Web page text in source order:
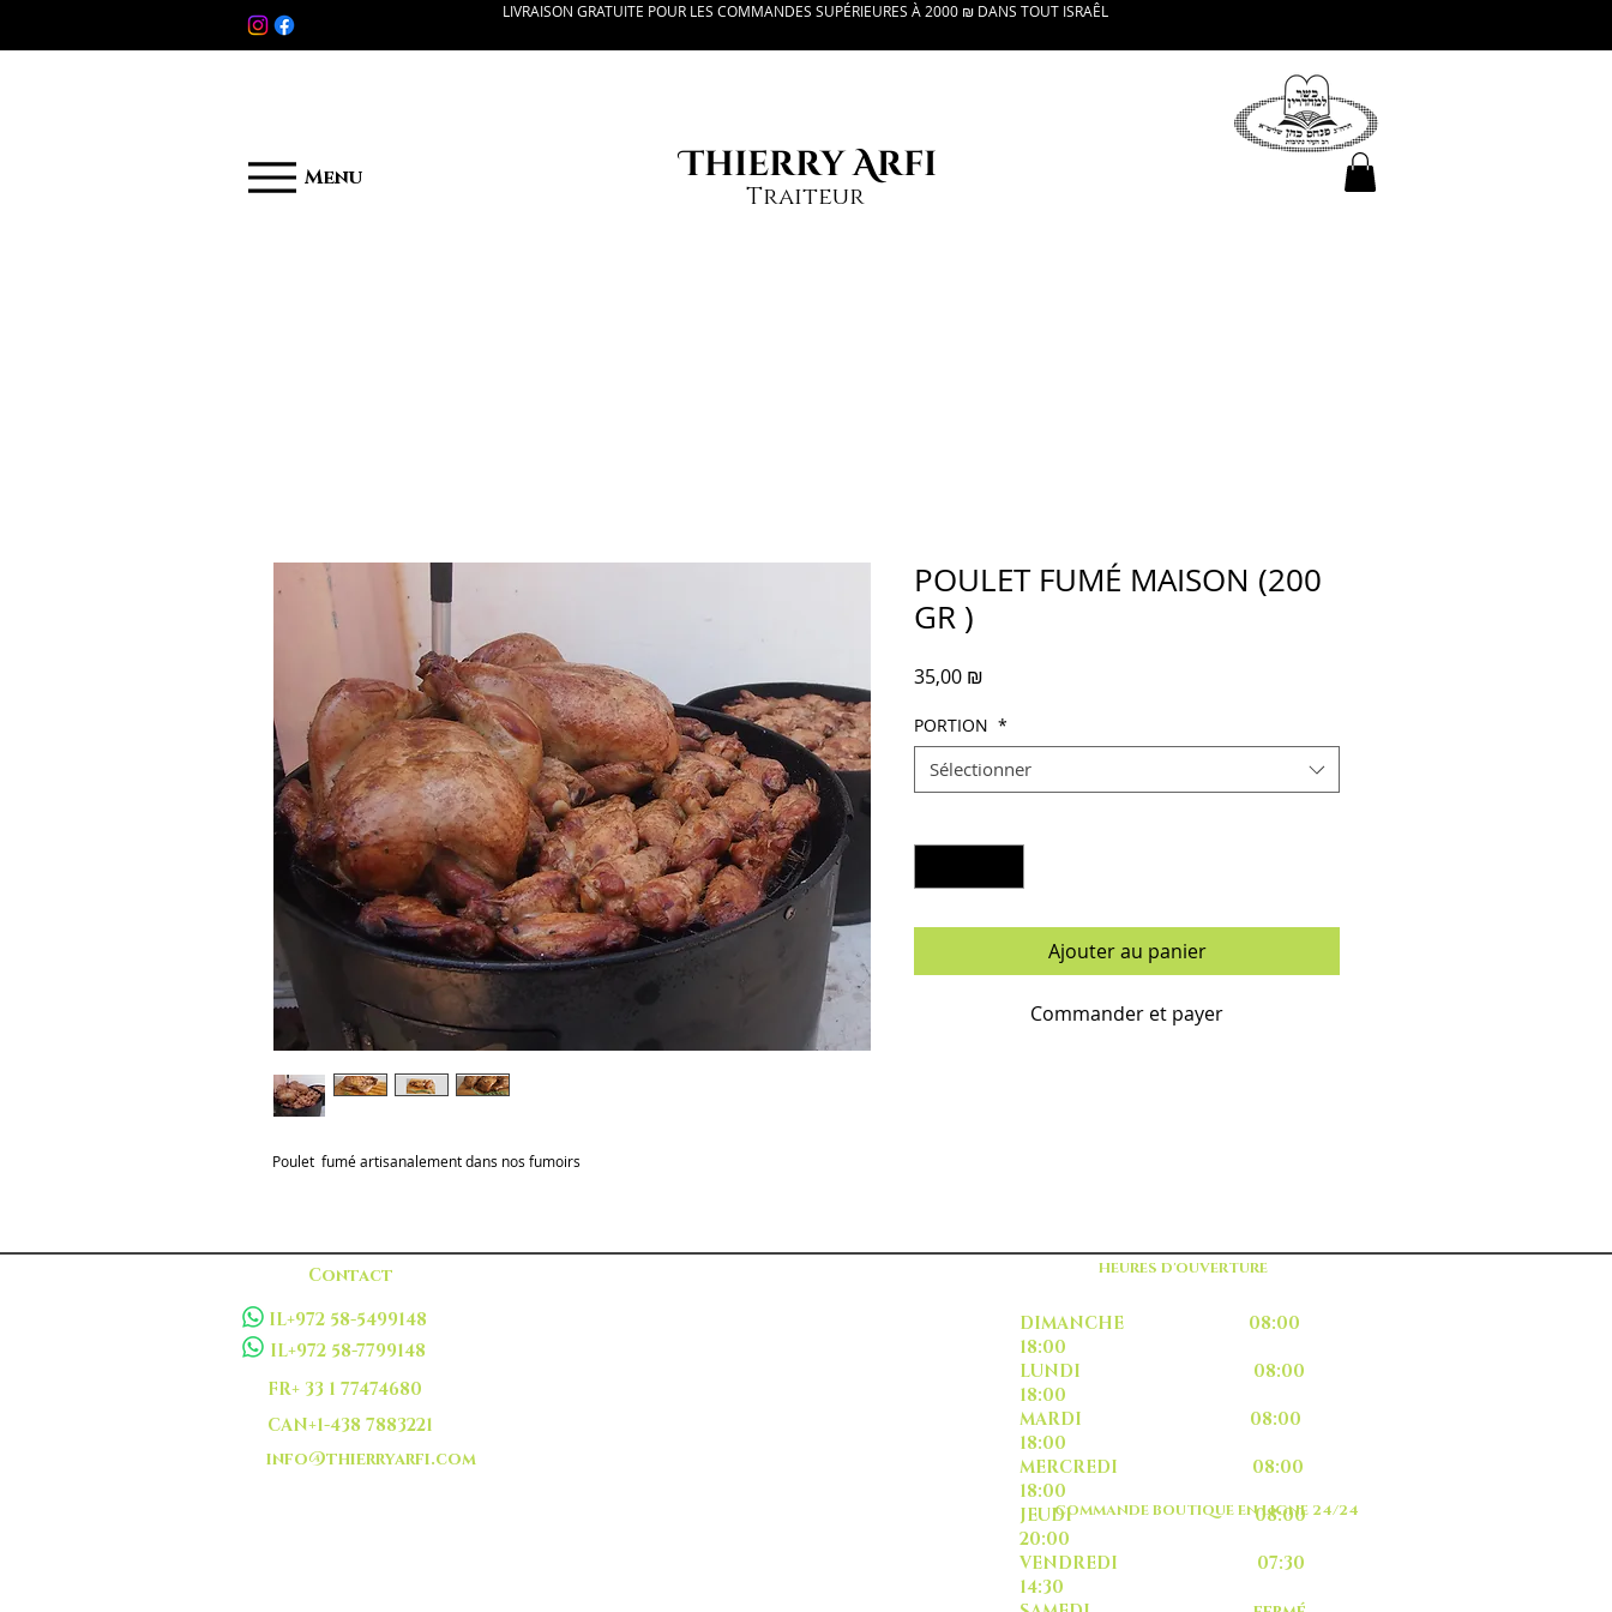
LIVRAISON GRATUITE POUR LES COMMANDES SUPÉRIEURES À 2000 ₪ DANS TOUT ISRAÊL
Menu Thierry Arfi
Traiteur
Poulet fumé artisanalement dans nos fumoirs
POULET FUMÉ MAISON (200
GR )
35,00 ₪
PORTION *
Sélectionner
Ajouter au panier
Commander et payer
Contact
IL+972 58-5499148
IL+972 58-7799148
FR+ 33 1 77474680
CAN+1-438 7883221
info@thierryarfi.com
HEURES D'OUVERTURE
COMMANDE BOUTIQUE EN LIGNE 24/24
DIMANCHE 08:00
18:00
LUNDI 08:00
18:00
MARDI 08:00
18:00
MERCREDI 08:00
18:00
JEUDI 08:00
20:00
VENDREDI 07:30
14:30